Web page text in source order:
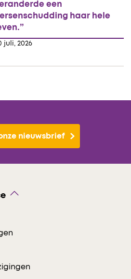
juli, 2026
een
haar hele
nieuwsbrief